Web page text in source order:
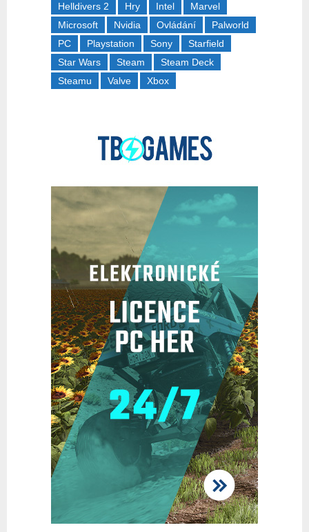
Helldivers 2
Hry Intel
Marvel
Microsoft
Nvidia Ovládání
Palworld
PC
Playstation Sony
Starfield
Star Wars
Steam
Steam Deck
Steamu
Valve Xbox